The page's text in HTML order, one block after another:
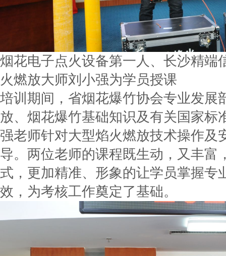
烟花电子点火设备第一人、长沙精端
火燃放大师刘小强为学员授课
培训期间，省烟花爆竹协会专业发展
放、烟花爆竹基础知识及有关国家标
强老师针对大型焰火燃放技术操作及
导。两位老师的课程既生动，又丰富
式，更加精准、形象的让学员掌握专
效，为考核工作奠定了基础。